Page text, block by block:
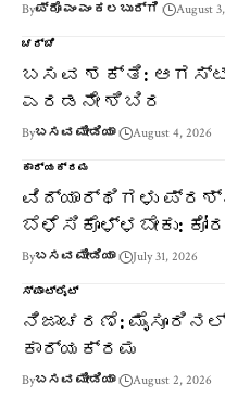
Byಪ್ರೊ ಎಂ ಎಂ ಕಲಬುರ್ಗಿ August
ಚರ್ಚೆ
ಬಸವ ಶಕ್ತಿ:
ಎರಡನೇ ಶಿಬಿರ
Byಬಸವ ಮೀಡಿಯಾ August 4, 2026
ಕಾರ್ಯಕ್ರಮ
ವಿದ್ಯಾರ್ಥಿಗಳು ಪ್ರಶ್ನೆ
ಬೆಳೆಸಿಕೊಳ್ಳಬೇಕು:
Byಬಸವ ಮೀಡಿಯಾ July 31, 2026
ಸ್ಪಾಟ್‌ಲೈಟ್
ನಿಜಾಚರಣೆ:
ಕಾರ್ಯಕ್ರಮ
Byಬಸವ ಮೀಡಿಯಾ August 2, 2026